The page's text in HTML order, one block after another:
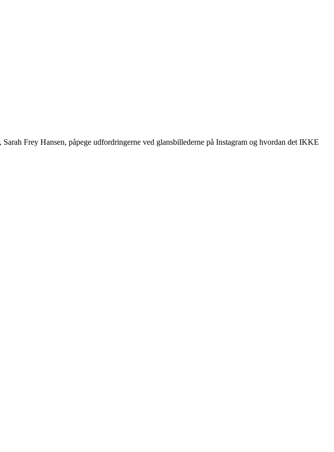
Frey Hansen, påpege udfordringerne ved glansbillederne på Instagram og hvordan det IKKE